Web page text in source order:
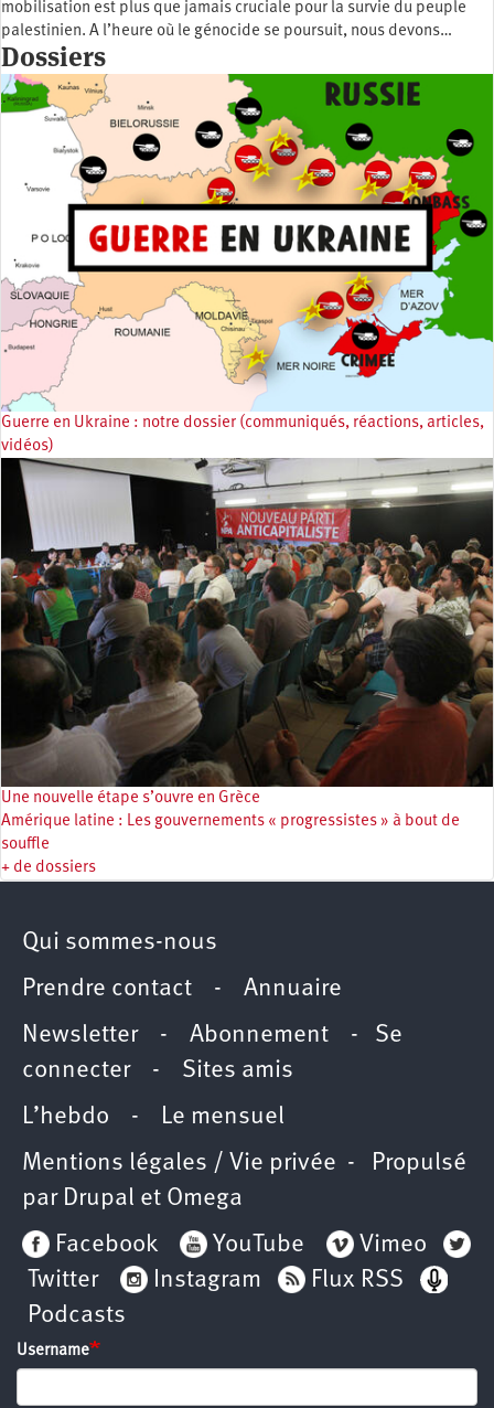
mobilisation est plus que jamais cruciale pour la survie du peuple
palestinien. A l’heure où le génocide se poursuit, nous devons…
Dossiers
Guerre en Ukraine : notre dossier (communiqués, réactions, articles,
vidéos)
Une nouvelle étape s’ouvre en Grèce
Amérique latine : Les gouvernements « progressistes » à bout de
souffle
+ de dossiers
Qui sommes-nous
Prendre contact - Annuaire
Newsletter - Abonnement - Se
connecter- Sites amis
L’hebdo -
Le mensuel
Mentions légales / Vie privée - Propulsé
par Drupal et Omega
Facebook
YouTube
Vimeo
Twitter
Instagram
Flux RSS
Podcasts
Username